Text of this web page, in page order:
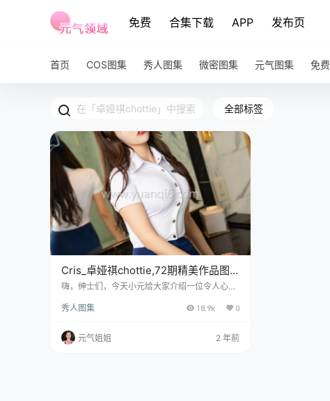
免费 合集下载 APP 发布页
首页 COS图集 秀人图集 微密图集 元气图集 免费
全部标签
Cris_卓娅祺chottie,72期精美作品图
集欣赏
嗨，绅士们，今天小元给大家介绍一位令人心驰
卓娅祺chottie、兔子NINA、Eve雯仔等等，是
于云南大理，如今驻足在繁华的广东深圳，更是
一位云南大学音乐专业十级的二胡高手，才情与
秀人图集 18.9k 0
元气姐姐 2 年前